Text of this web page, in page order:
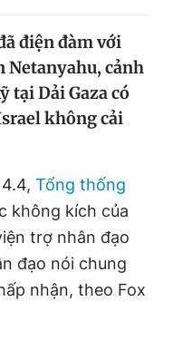
cần biết
hệ quảng cáo
điện đàm với
Netanyahu, cảnh
tại Dải Gaza có
không cải
Tổng thống
không kích của
trợ nhân đạo
đạo nói chung
nhận, theo Fox